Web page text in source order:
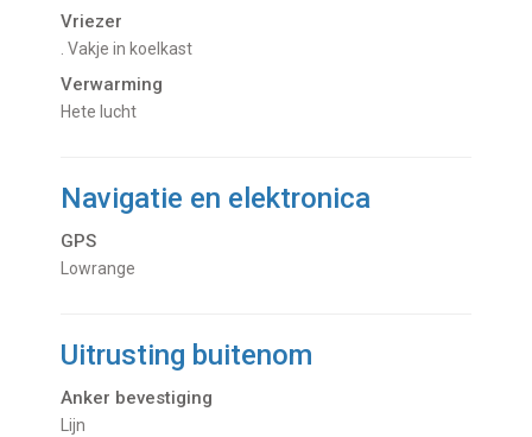
Vriezer
. Vakje in koelkast
Verwarming
hete lucht
Navigatie en elektronica
GPS
Lowrange
Uitrusting buitenom
Anker bevestiging
Lijn